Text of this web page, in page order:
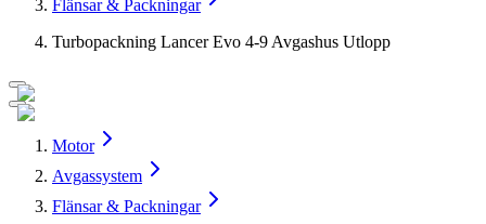
Flänsar & Packningar
Turbopackning Lancer Evo 4-9 Avgashus Utlopp
Motor
Avgassystem
Flänsar & Packningar